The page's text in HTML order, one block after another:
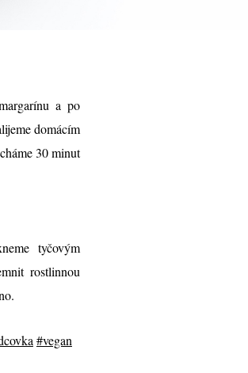
a po
domácím
30 minut
tyčovým
rostlinnou
#vegan